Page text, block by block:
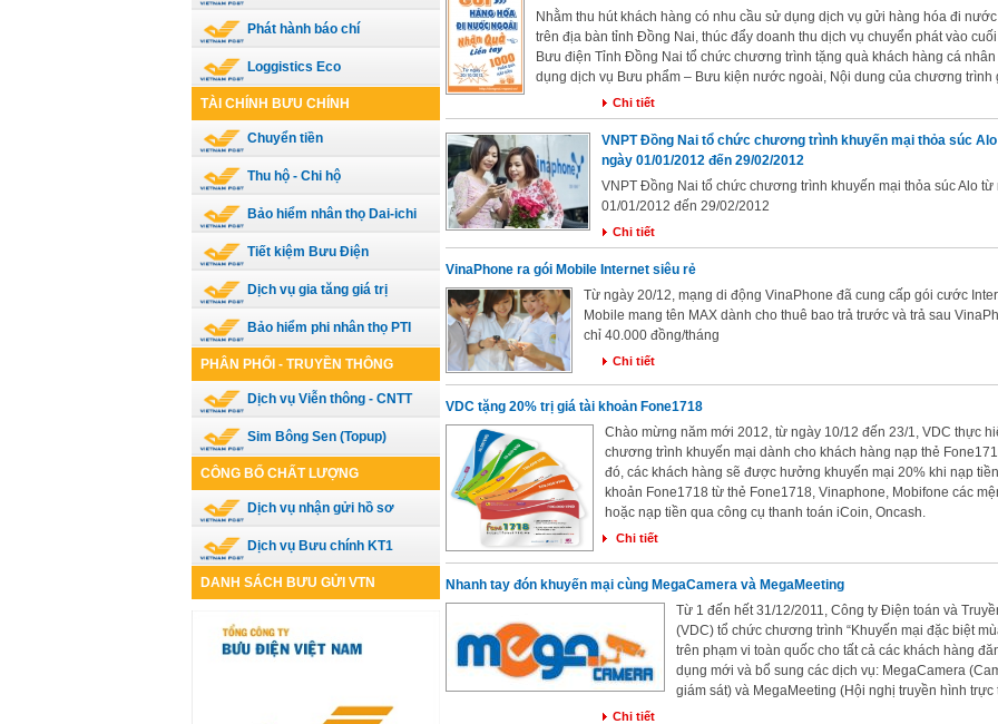
Phát hành báo chí
Loggistics Eco
TÀI CHÍNH BƯU CHÍNH
Chuyển tiền
Thu hộ - Chi hộ
Bảo hiểm nhân thọ Dai-ichi
Tiết kiệm Bưu Điện
Dịch vụ gia tăng giá trị
Bảo hiểm phi nhân thọ PTI
PHÂN PHỐI - TRUYỀN THÔNG
Dịch vụ Viễn thông - CNTT
Sim Bông Sen (Topup)
CÔNG BỐ CHẤT LƯỢNG
Dịch vụ nhận gửi hồ sơ
Dịch vụ Bưu chính KT1
DANH SÁCH BƯU GỬI VTN
Nhằm thu hút khách hàng có nhu cầu sử dụng dịch vụ gửi hàng hóa đi
trên địa bàn tỉnh Đồng Nai, thúc đẩy doanh thu dịch vụ chuyển phát vào
Bưu điện Tỉnh Đồng Nai tổ chức chương trình tặng quà khách hàng cá
dụng dịch vụ Bưu phẩm – Bưu kiện nước ngoài, Nội dung của chương trình
Chi tiết
VNPT Đồng Nai tổ chức chương trình khuyến mại thỏa súc
ngày 01/01/2012 đến 29/02/2012
VNPT Đồng Nai tổ chức chương trình khuyến mại thỏa súc Alo từ
01/01/2012 đến 29/02/2012
Chi tiết
VinaPhone ra gói Mobile Internet siêu rẻ
Từ ngày 20/12, mạng di động VinaPhone đã cung cấp gói cước
Mobile mang tên MAX dành cho thuê bao trả trước và trả sau
chỉ 40.000 đồng/tháng
Chi tiết
VDC tặng 20% trị giá tài khoản Fone1718
Chào mừng năm mới 2012, từ ngày 10/12 đến 23/1, VDC thực
chương trình khuyến mại dành cho khách hàng nạp thẻ
đó, các khách hàng sẽ được hưởng khuyến mại 20% khi nạp
khoản Fone1718 từ thẻ Fone1718, Vinaphone, Mobifone các
hoặc nạp tiền qua công cụ thanh toán iCoin, Oncash.
Chi tiết
Nhanh tay đón khuyến mại cùng MegaCamera và MegaMeeting
Từ 1 đến hết 31/12/2011, Công ty Điện toán và
(VDC) tổ chức chương trình “Khuyến mại đặc biệt
trên phạm vi toàn quốc cho tất cả các khách hàng
dụng mới và bổ sung các dịch vụ: MegaCamera
giám sát) và MegaMeeting (Hội nghị truyền hình trực
Chi tiết